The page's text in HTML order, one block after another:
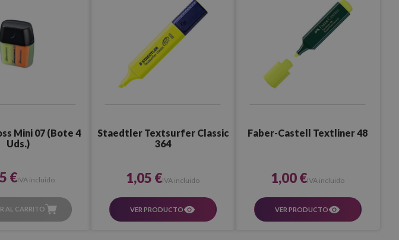
Mini 07 (Bote 4
Uds.)
€IVA incluido
AL CARRITO
Staedtler Textsurfer Classic
364
1,05 €IVA incluido
VER PRODUCTO
Faber-Castell Textliner 48
1,00 €IVA incluido
VER PRODUCTO